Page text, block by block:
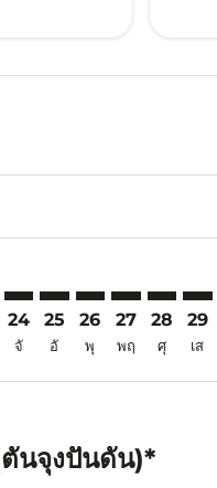
view-offers-disclaimer. ค้
cmp-view-offers-
cmp-view-offers-
XIY–TJQ: cmp-view-
24
จั
XIY–TJQ: cmp-view-
25
อั
XIY–TJQ: cmp-
26
พุ
XIY–TJQ:
27
พฤ
28
ศุ
29
เส
ตันจุงปันดัน)*